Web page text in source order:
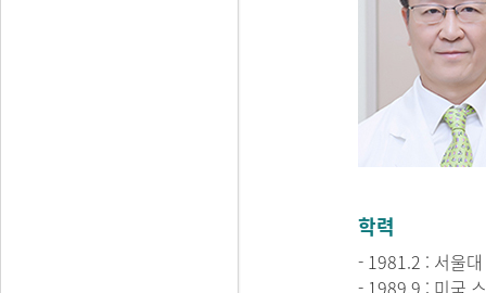
학력
- 1981.2 : 서울
- 1989.9 : 미국